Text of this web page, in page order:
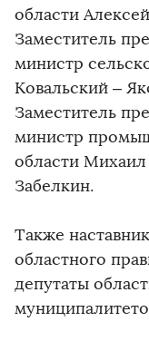
области
Заместитель
министр
Ковальский –
Заместитель
министр
области
Забелкин.
Также
областного
депутаты